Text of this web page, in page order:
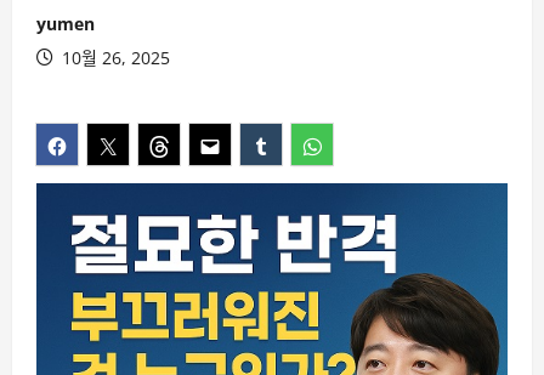
yumen
10월 26, 2025